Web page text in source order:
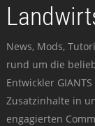
News, Mods,
rund um die
Entwickler
Zusatzinhalte in
engagierten